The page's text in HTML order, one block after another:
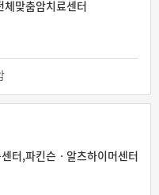
체맞춤암치료센터
터,파킨슨ㆍ알츠하이머센터